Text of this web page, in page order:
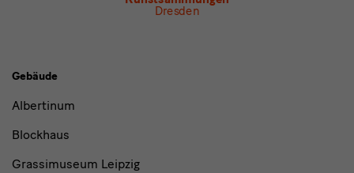
Dresden
Gebäude,
Museen
Gebäude
Albertinum
Blockhaus
Grassimuseum Leipzig